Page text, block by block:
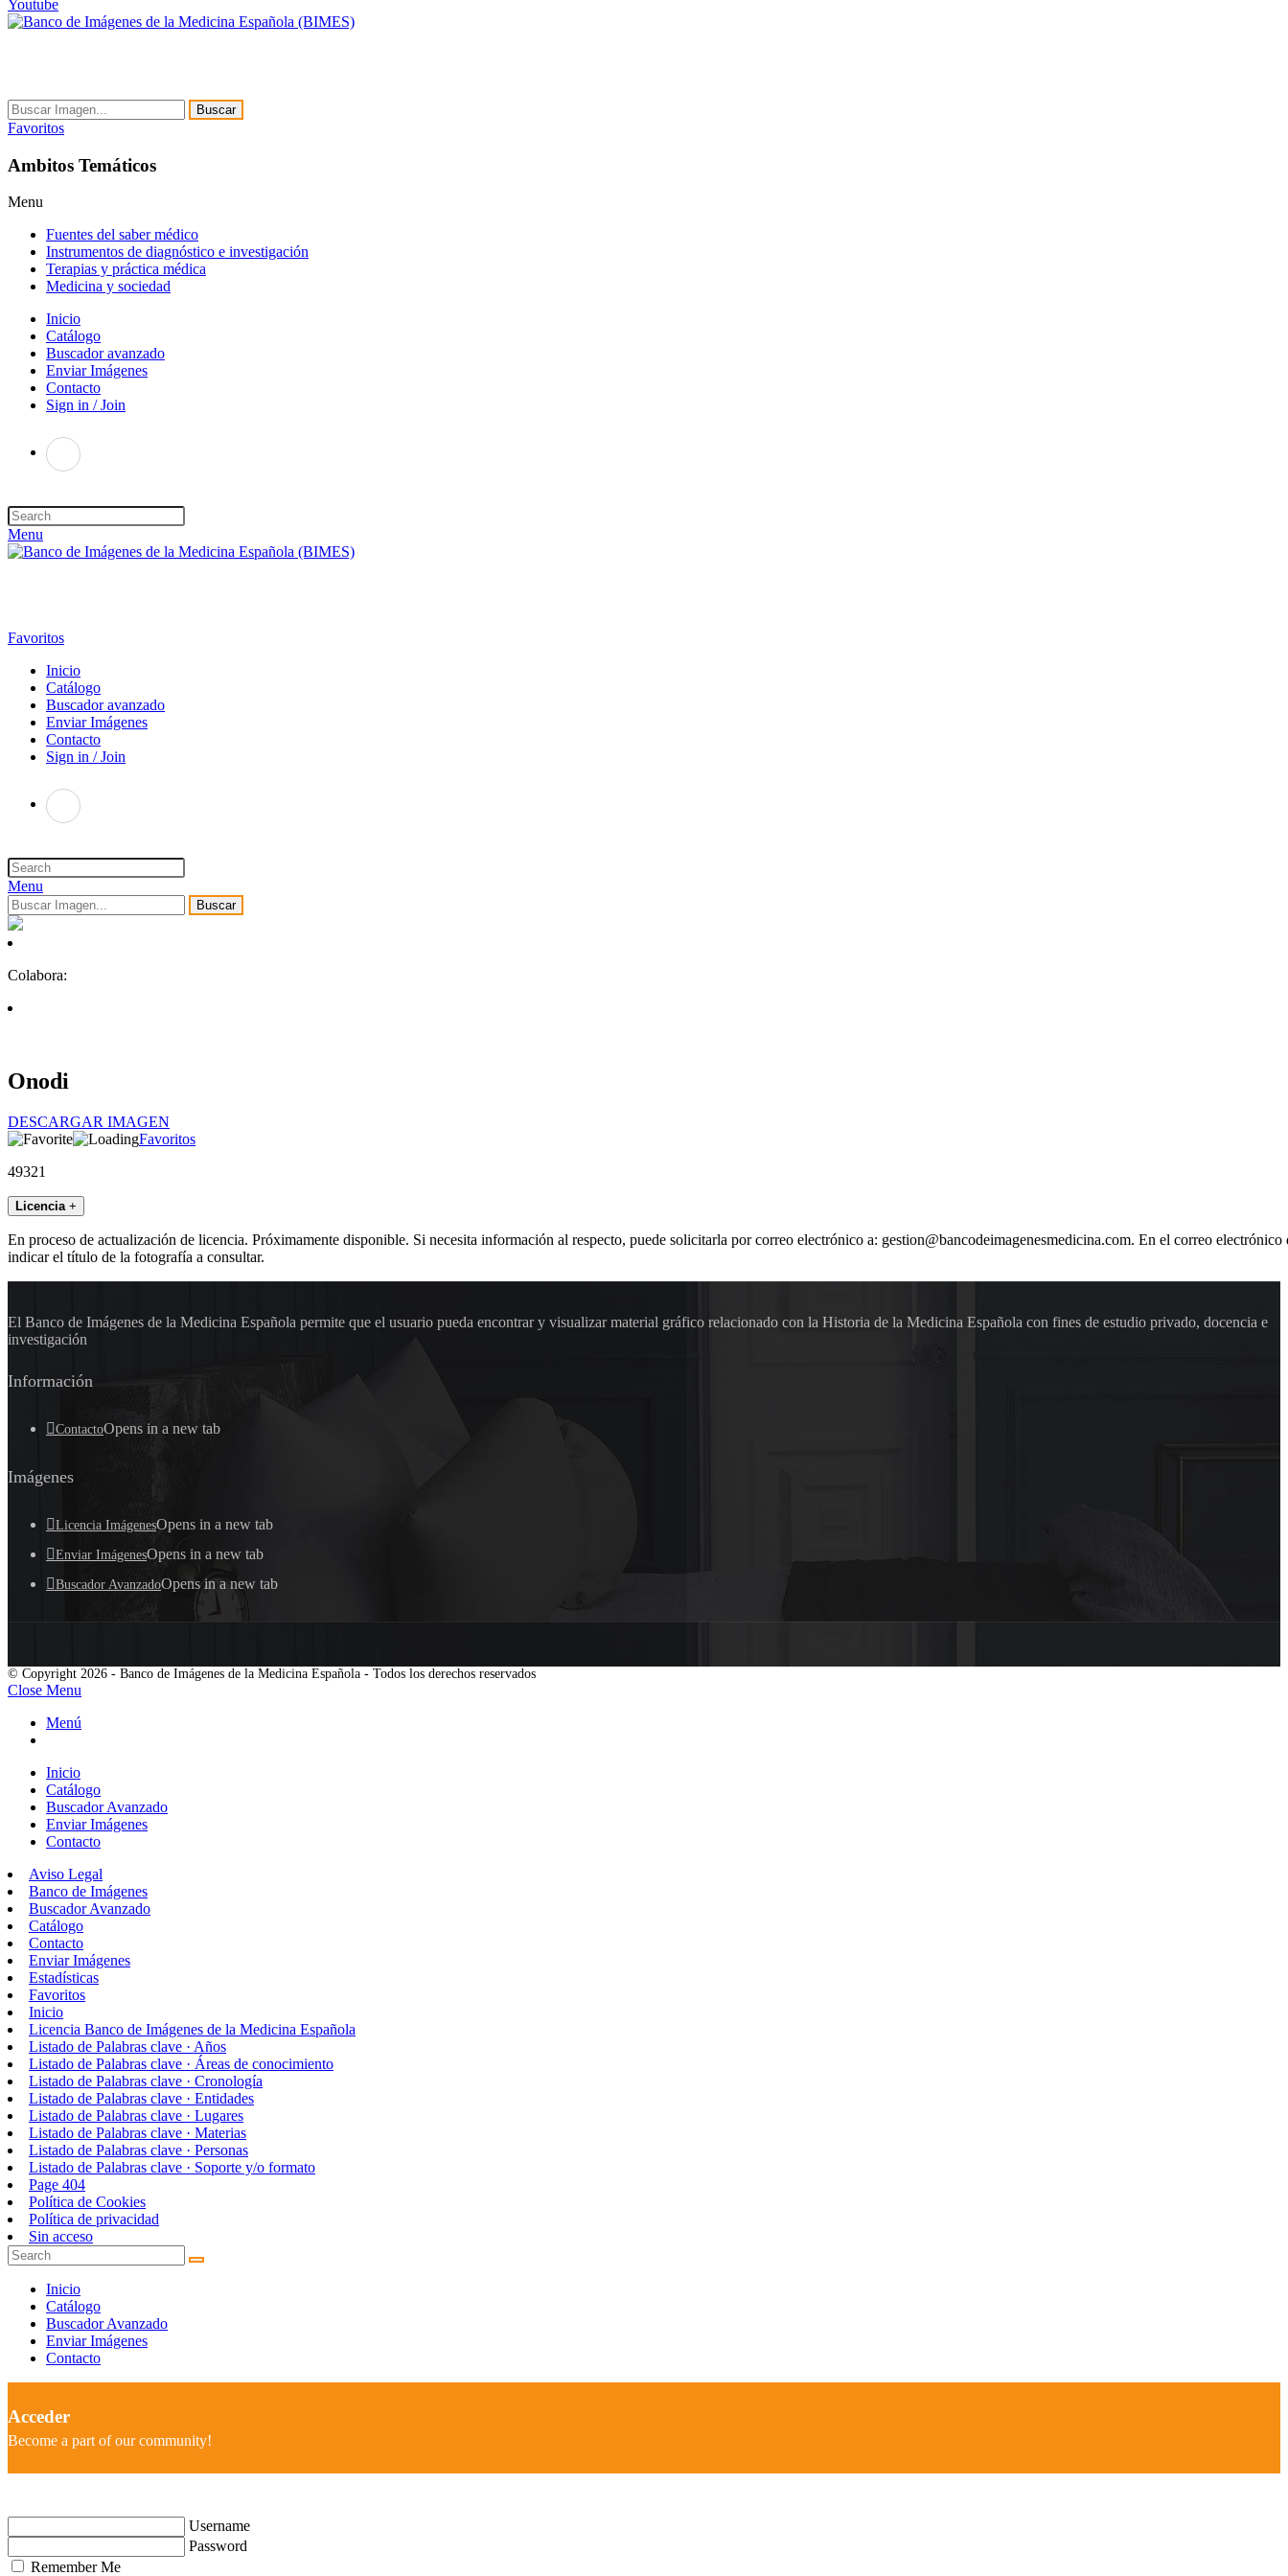
Youtube
Buscar
Favoritos
Ambitos Temáticos
Menu
Fuentes del saber médico
Instrumentos de diagnóstico e investigación
Terapias y práctica médica
Medicina y sociedad
Inicio
Catálogo
Buscador avanzado
Enviar Imágenes
Contacto
Sign in / Join
Menu
Favoritos
Inicio
Catálogo
Buscador avanzado
Enviar Imágenes
Contacto
Sign in / Join
Menu
Buscar
Colabora:
Onodi
DESCARGAR IMAGEN
Favoritos
49321
Licencia +
En proceso de actualización de licencia. Próximamente disponible. Si necesita información al respecto, puede solicitarla por correo electrónico a: gestion@bancodeimagenesmedicina.com. En el correo electrónico
indicar el título de la fotografía a consultar.
El Banco de Imágenes de la Medicina Española permite que el usuario pueda encontrar y visualizar material gráfico relacionado con la Historia de la Medicina Española con fines de estudio privado, docencia e
investigación
Información
ContactoOpens in a new tab
Imágenes
Licencia ImágenesOpens in a new tab
Enviar ImágenesOpens in a new tab
Buscador AvanzadoOpens in a new tab
© Copyright 2026 - Banco de Imágenes de la Medicina Española - Todos los derechos reservados
Close Menu
Menú
Inicio
Catálogo
Buscador Avanzado
Enviar Imágenes
Contacto
Aviso Legal
Banco de Imágenes
Buscador Avanzado
Catálogo
Contacto
Enviar Imágenes
Estadísticas
Favoritos
Inicio
Licencia Banco de Imágenes de la Medicina Española
Listado de Palabras clave · Años
Listado de Palabras clave · Áreas de conocimiento
Listado de Palabras clave · Cronología
Listado de Palabras clave · Entidades
Listado de Palabras clave · Lugares
Listado de Palabras clave · Materias
Listado de Palabras clave · Personas
Listado de Palabras clave · Soporte y/o formato
Page 404
Política de Cookies
Política de privacidad
Sin acceso
Inicio
Catálogo
Buscador Avanzado
Enviar Imágenes
Contacto
Acceder
Become a part of our community!
Username
Password
Remember Me